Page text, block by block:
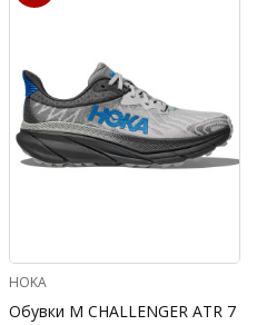
HOKA
Обувки M CHALLENGER ATR 7